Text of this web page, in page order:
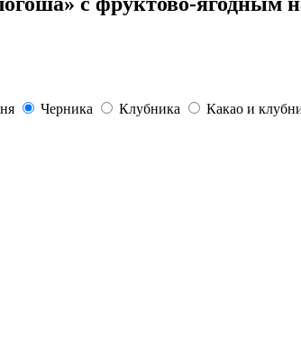
Черника Клубника Какао и